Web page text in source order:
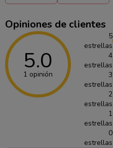
Opiniones de clientes
5.0
1 opinión
5
estrellas
4
estrellas
3
estrellas
2
estrellas
1
estrellas
0
estrellas